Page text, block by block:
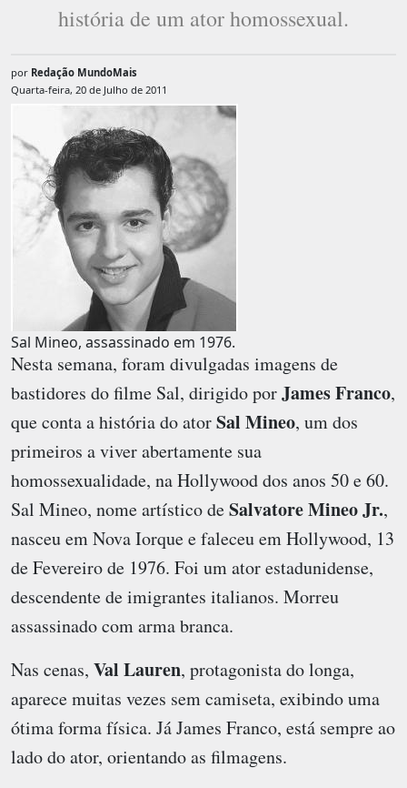
história de um ator homossexual.
por Redação MundoMais
Quarta-feira, 20 de Julho de 2011
Sal Mineo, assassinado em 1976.
Nesta semana, foram divulgadas imagens de
bastidores do filme Sal, dirigido porJames Franco,
que conta a história do atorSal Mineo, um dos
primeiros a viver abertamente sua
homossexualidade, na Hollywood dos anos 50 e 60.
Sal Mineo, nome artístico deSalvatore Mineo Jr.,
nasceu em Nova Iorque e faleceu em Hollywood, 13
de Fevereiro de 1976. Foi um ator estadunidense,
descendente de imigrantes italianos. Morreu
assassinado com arma branca.
Nas cenas, Val Lauren, protagonista do longa,
aparece muitas vezes sem camiseta, exibindo uma
ótima forma física. Já James Franco, está sempre ao
lado do ator, orientando as filmagens.